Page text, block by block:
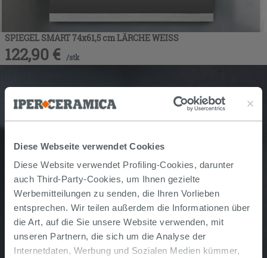
Diese Webseite verwendet Cookies
Diese Website verwendet Profiling-Cookies, darunter
auch Third-Party-Cookies, um Ihnen gezielte
Werbemitteilungen zu senden, die Ihren Vorlieben
entsprechen. Wir teilen außerdem die Informationen über
die Art, auf die Sie unsere Website verwenden, mit
unseren Partnern, die sich um die Analyse der
Internetdaten, Werbung und Sozialen Medien kümmer,
SPIEGEL SMART 74x61,5 cm LÄRCHE WEISS
122,90 € /stk